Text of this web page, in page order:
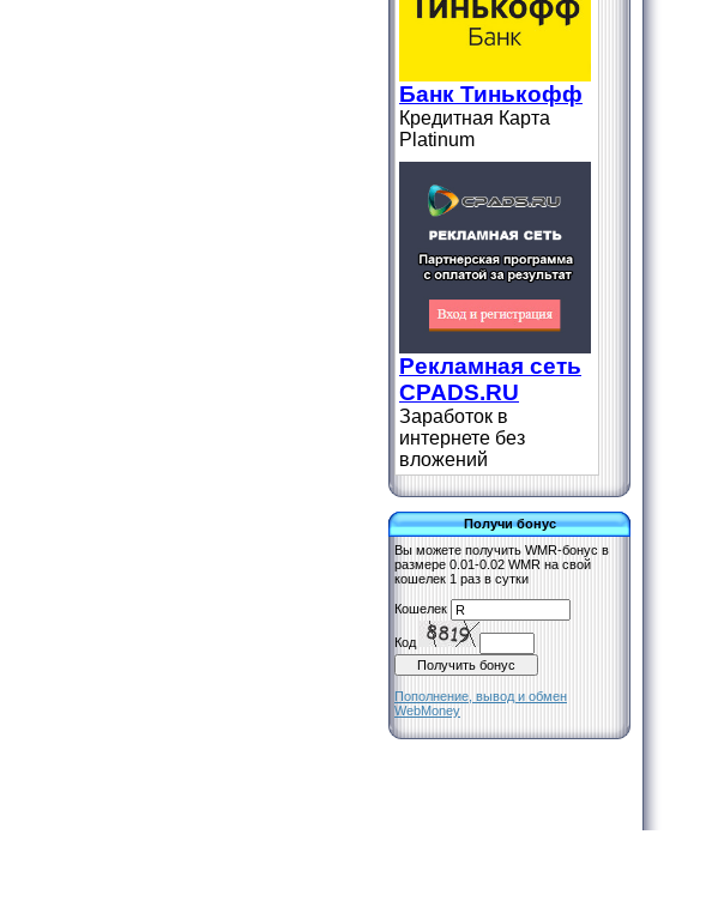
Банк Тинькофф
Кредитная Карта
Platіnum
Рекламная сеть
CPADS.RU
Заработок в
интернете без
вложений
Получи бонус
Вы можете получить WMR-бонус в
размере 0.01-0.02 WMR на свой
кошелек 1 раз в сутки
Кошелек
Код
Пополнение, вывод и обмен
WebMoney